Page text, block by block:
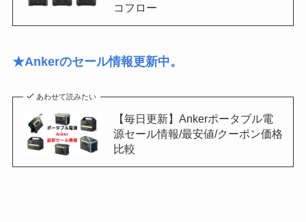
コフロー
★Ankerのセール情報更新中。
あわせて読みたい
【毎日更新】Ankerポータブル電
源セール情報/最安値/クーポン価格
比較